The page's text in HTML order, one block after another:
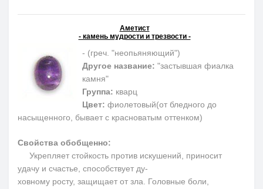
Аметист
- камень мудрости и трезвости -
- (греч. "неопьяняющий")
Другое название: "застывшая фиалка
камня"
Группа: кварц
Цвет: фиолетовый(от бледного до
насыщенного, бывает с красноватым оттенком)
Свойства обобщенно:
Укрепляет стойкость против искушений, приносит
удачу и счастье, способствует ду-
ховному росту, защищает от зла. Головные боли,